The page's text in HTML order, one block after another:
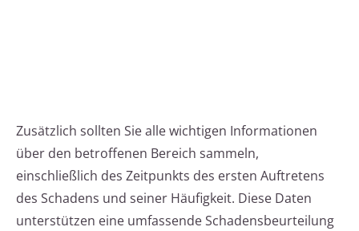
Zusätzlich sollten Sie alle wichtigen Informationen
über den betroffenen Bereich sammeln,
einschließlich des Zeitpunkts des ersten Auftretens
des Schadens und seiner Häufigkeit. Diese Daten
unterstützen eine umfassende Schadensbeurteilung